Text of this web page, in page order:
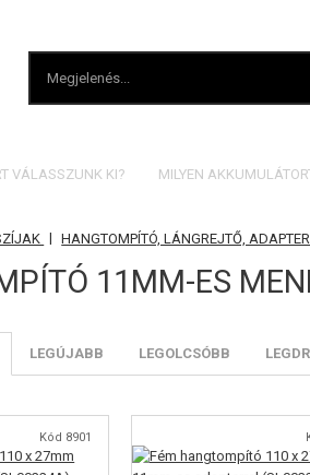
VÁLASSZUNK KI? MILYEN
| HANGTOMPÍTÓ, LÁNGREJTŐ, ADAPTER
11MM-ES
LEGÚJABB LEGOLCSÓBB
Kód 8901